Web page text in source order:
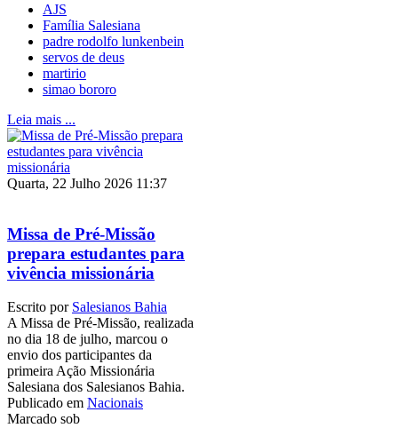
AJS
Família Salesiana
padre rodolfo lunkenbein
servos de deus
martirio
simao bororo
Leia mais ...
Quarta, 22 Julho 2026 11:37
Missa de Pré-Missão
prepara estudantes para
vivência missionária
Escrito por Salesianos Bahia
A Missa de Pré-Missão, realizada
no dia 18 de julho, marcou o
envio dos participantes da
primeira Ação Missionária
Salesiana dos Salesianos Bahia.
Publicado em Nacionais
Marcado sob